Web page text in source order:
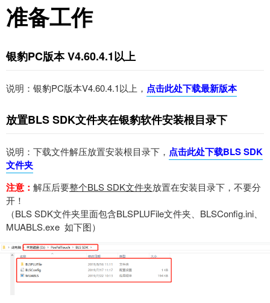
准备工作
银豹PC版本 V4.60.4.1以上
说明：银豹PC版本V4.60.4.1以上， 点击此处下载最新版本
放置BLS SDK文件夹在银豹软件安装根目录下
说明：下载文件解压放置安装根目录下， 点击此处下载BLS SDK
文件夹
注意： 解压后要整个BLS SDK文件夹放置在安装目录下，不要分
开！
（BLS SDK文件夹里面包含BLSPLUFile文件夹、BLSConfig.ini、
MUABLS.exe 如下图）